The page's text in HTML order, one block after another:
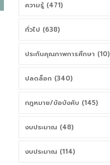
ความรู้ (471)
ทั่วไป (638)
ประกันคุณภาพการศึกษา (10)
ปลดล็อก (340)
กฎหมาย/ข้อบังคับ (145)
งบประมาณ (48)
งบประมาณ (114)